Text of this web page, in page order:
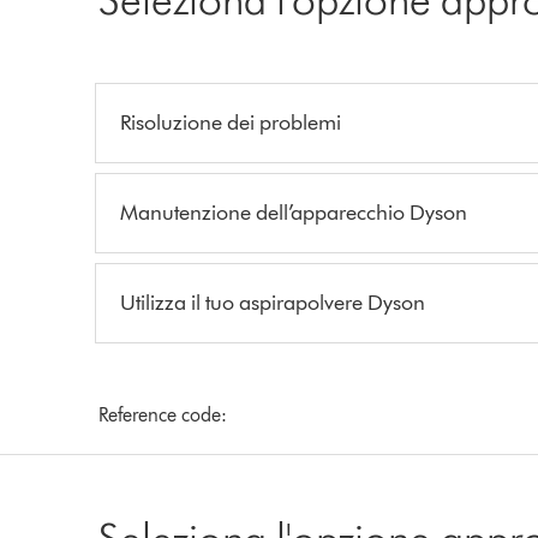
Risoluzione dei problemi
Manutenzione dell’apparecchio Dyson
Utilizza il tuo aspirapolvere Dyson
Reference code: